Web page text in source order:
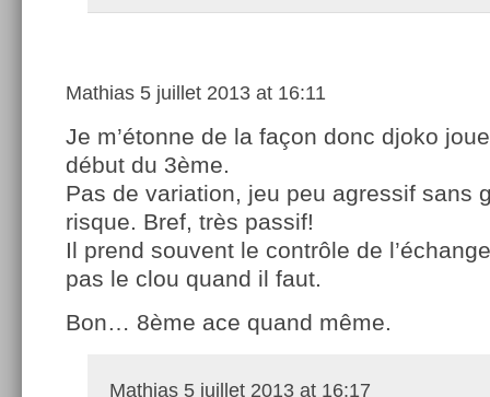
Mathias 5 juillet 2013 at 16:11
Je m’étonne de la façon donc djoko
début du 3ème.
Pas de variation, jeu peu agressif sans
risque. Bref, très passif!
Il prend souvent le contrôle de
pas le clou quand il faut.
Bon… 8ème ace quand même.
Mathias 5 juillet 2013 at 16:17